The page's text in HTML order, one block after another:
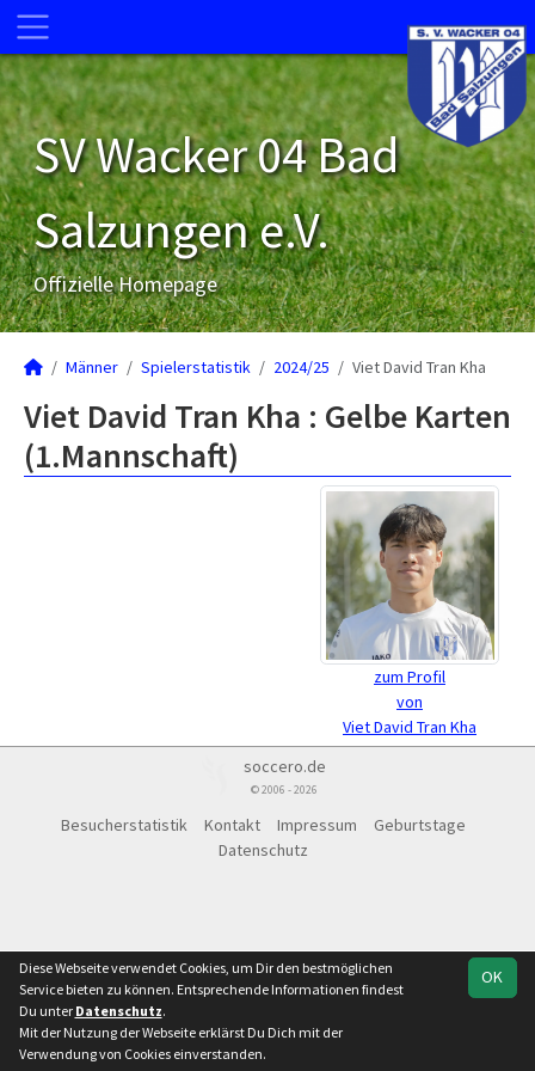
SV Wacker 04 Bad
Salzungen e.V.
Offizielle Homepage
Männer Spielerstatistik 2024/25 Viet David Tran Kha
Viet David Tran Kha : Gelbe Karten
(1.Mannschaft)
zum Profil
von
Viet David Tran Kha
soccero.de
© 2006 - 2026
Besucherstatistik Kontakt Impressum
Geburtstage
Datenschutz
OK
Diese Webseite verwendet Cookies, um Dir den bestmöglichen
Service bieten zu können. Entsprechende Informationen findest
Du unter Datenschutz.
Mit der Nutzung der Webseite erklärst Du Dich mit der
Verwendung von Cookies einverstanden.